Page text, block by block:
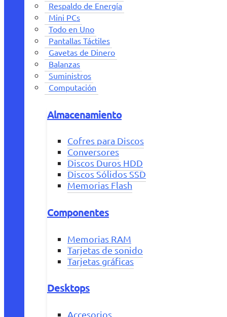
Respaldo de Energía
Mini PCs
Todo en Uno
Pantallas Táctiles
Gavetas de Dinero
Balanzas
Suministros
Computación
Almacenamiento
Cofres para Discos
Conversores
Discos Duros HDD
Discos Sólidos SSD
Memorias Flash
Componentes
Memorias RAM
Tarjetas de sonido
Tarjetas gráficas
Desktops
Accesorios